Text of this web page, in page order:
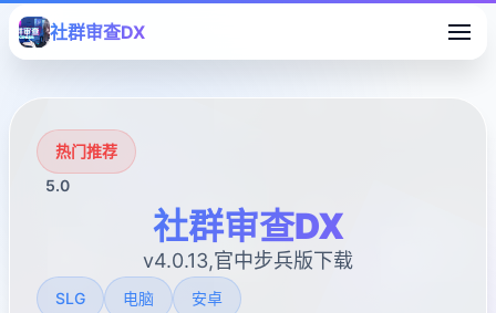
社群审查DX
热门推荐
5.0
社群审查DX
v4.0.13,官中步兵版下载
SLG 电脑 安卓